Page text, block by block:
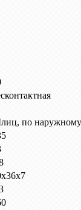
по наружному